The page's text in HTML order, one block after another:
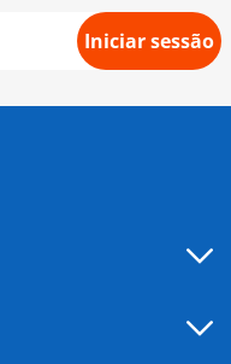
Iniciar sessão